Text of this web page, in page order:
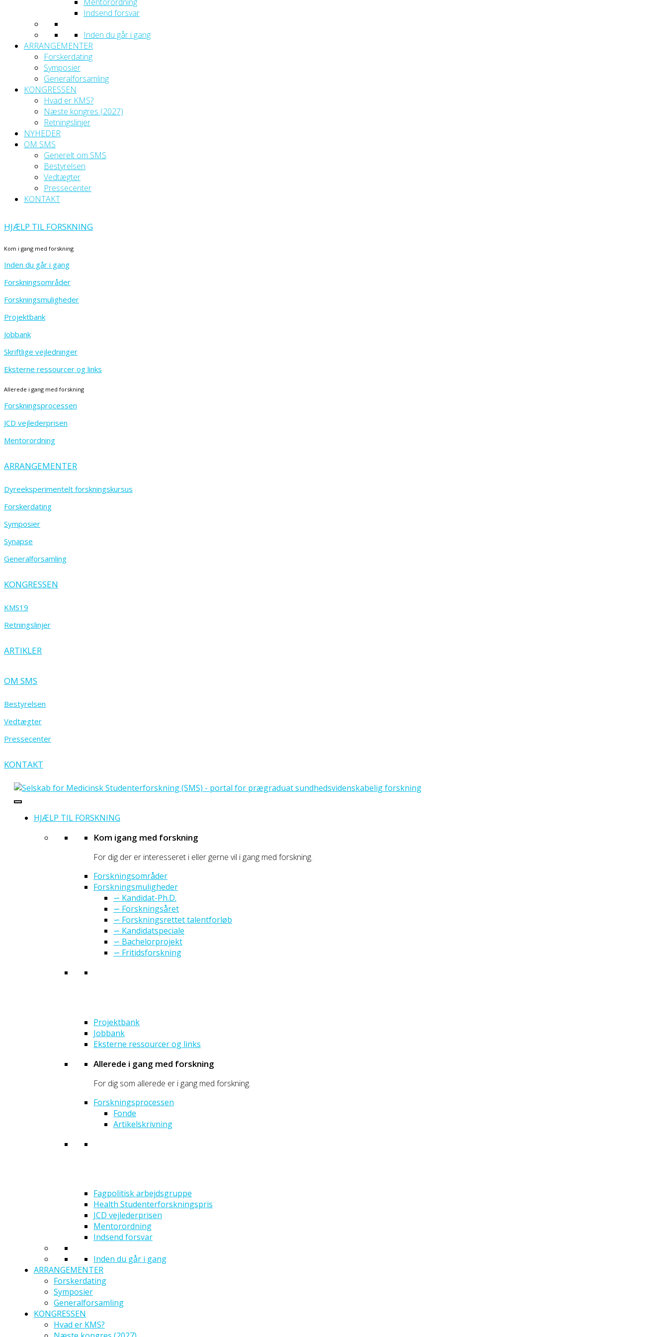
Indsend forsvar
Inden du går i gang
ARRANGEMENTER
Forskerdating
Symposier
Generalforsamling
KONGRESSEN
Hvad er KMS?
Næste kongres (2027)
Retningslinjer
NYHEDER
OM SMS
Generelt om SMS
Bestyrelsen
Vedtægter
Pressecenter
KONTAKT
HJÆLP TIL FORSKNING
Kom i gang med forskning
Inden du går i gang
Forskningsområder
Forskningsmuligheder
Projektbank
Jobbank
Skriftlige vejledninger
Eksterne ressourcer og links
Allerede i gang med forskning
Forskningsprocessen
JCD vejlederprisen
Mentorordning
ARRANGEMENTER
Dyreeksperimentelt forskningskursus
Forskerdating
Symposier
Synapse
Generalforsamling
KONGRESSEN
KMS19
Retningslinjer
ARTIKLER
OM SMS
Bestyrelsen
Vedtægter
Pressecenter
KONTAKT
- portal for prægraduate sundhedsforskere
HJÆLP TIL FORSKNING
Kom igang med forskning
For dig der er interesseret i eller gerne vil i gang med forskning.
Forskningsområder
Forskningsmuligheder
∽ Kandidat-Ph.D.
∽ Forskningsåret
∽ Forskningsrettet talentforløb
∽ Kandidatspeciale
∽ Bachelorprojekt
∽ Fritidsforskning
Projektbank
Jobbank
Eksterne ressourcer og links
Allerede i gang med forskning
For dig som allerede er i gang med forskning.
Forskningsprocessen
Fonde
Artikelskrivning
Fagpolitisk arbejdsgruppe
Health Studenterforskningspris
JCD vejlederprisen
Mentorordning
Indsend forsvar
Inden du går i gang
ARRANGEMENTER
Forskerdating
Symposier
Generalforsamling
KONGRESSEN
Hvad er KMS?